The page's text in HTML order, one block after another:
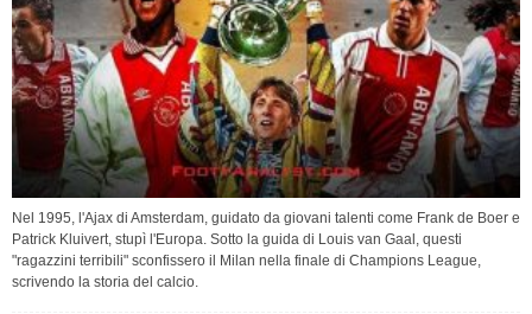
Nel 1995, l'Ajax di Amsterdam, guidato da giovani talenti come Frank de Boer e
Patrick Kluivert, stupì l'Europa. Sotto la guida di Louis van Gaal, questi
"ragazzini terribili" sconfissero il Milan nella finale di Champions League,
scrivendo la storia del calcio.